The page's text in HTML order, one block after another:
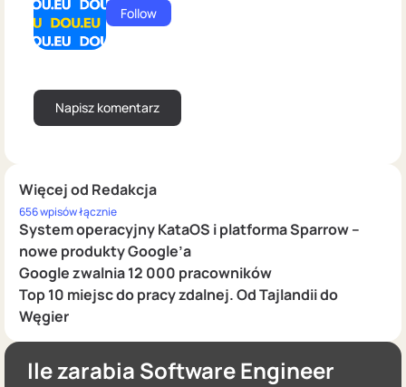
Więcej od Redakcja
656 wpisów łącznie
System operacyjny KataOS i platforma Sparrow –
nowe produkty Google’a
Google zwalnia 12 000 pracowników
Top 10 miejsc do pracy zdalnej. Od Tajlandii do
Węgier
Follow
Ile zarabia Software Engineer